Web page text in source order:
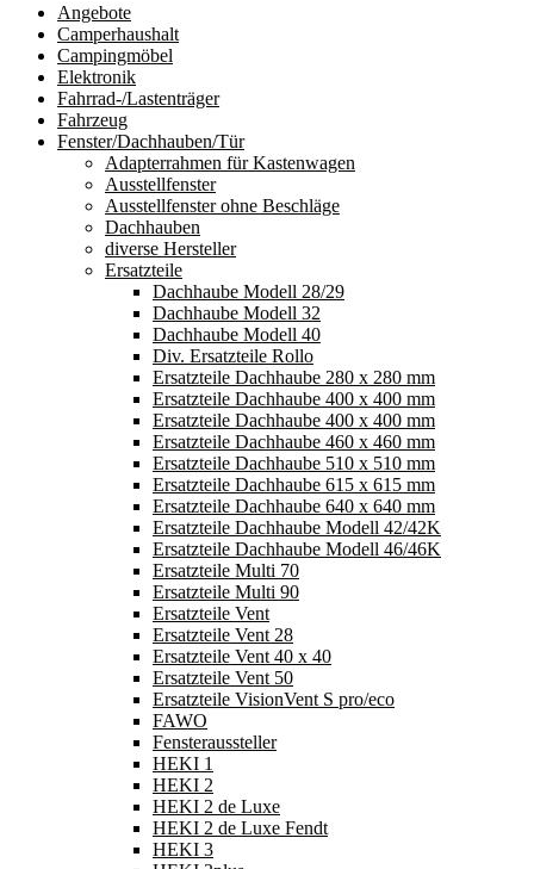
Angebote
Camperhaushalt
Campingmöbel
Elektronik
Fahrrad-/Lastenträger
Fahrzeug
Fenster/Dachhauben/Tür
Adapterrahmen für Kastenwagen
Ausstellfenster
Ausstellfenster ohne Beschläge
Dachhauben
diverse Hersteller
Ersatzteile
Dachhaube Modell 28/29
Dachhaube Modell 32
Dachhaube Modell 40
Div. Ersatzteile Rollo
Ersatzteile Dachhaube 280 x 280 mm
Ersatzteile Dachhaube 400 x 400 mm
Ersatzteile Dachhaube 400 x 400 mm
Ersatzteile Dachhaube 460 x 460 mm
Ersatzteile Dachhaube 510 x 510 mm
Ersatzteile Dachhaube 615 x 615 mm
Ersatzteile Dachhaube 640 x 640 mm
Ersatzteile Dachhaube Modell 42/42K
Ersatzteile Dachhaube Modell 46/46K
Ersatzteile Multi 70
Ersatzteile Multi 90
Ersatzteile Vent
Ersatzteile Vent 28
Ersatzteile Vent 40 x 40
Ersatzteile Vent 50
Ersatzteile VisionVent S pro/eco
FAWO
Fensteraussteller
HEKI 1
HEKI 2
HEKI 2 de Luxe
HEKI 2 de Luxe Fendt
HEKI 3